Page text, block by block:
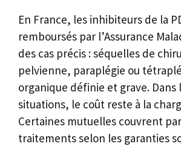
En France, les inhibiteurs de la
remboursés par l’Assurance
des cas précis : séquelles de
pelvienne, paraplégie ou
organique définie et grave. Dans
situations, le coût reste à la
Certaines mutuelles couvrent
traitements selon les garanties